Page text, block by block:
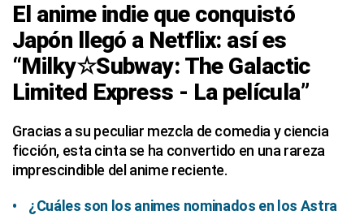
El anime indie que conquistó
Japón llegó a Netflix: así es
“Milky☆Subway: The Galactic
Limited Express - La película”
Gracias a su peculiar mezcla de comedia y ciencia
ficción, esta cinta se ha convertido en una rareza
imprescindible del anime reciente.
¿Cuáles son los animes nominados en los Astra